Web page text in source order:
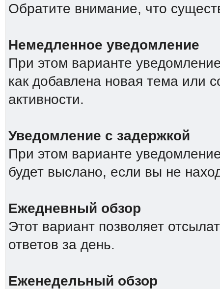
Обратите внимание, что
Немедленное уведомление
При этом варианте
как добавлена новая тема или
активности.
Уведомление с задержкой
При этом варианте
будет выслано, если вы не
Ежедневный обзор
Этот вариант позволяет
ответов за день.
Еженедельный обзор